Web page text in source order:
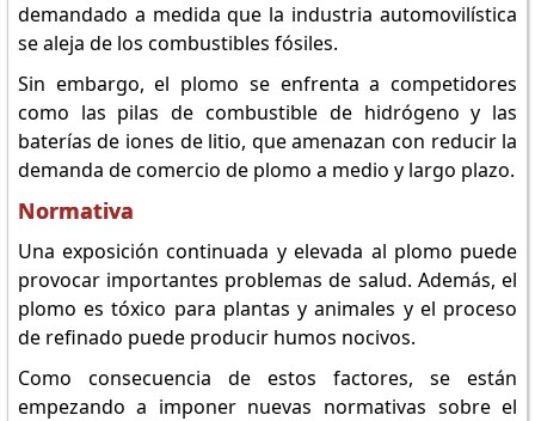
demandado a medida que la industria automovilística
se aleja de los combustibles fósiles.
Sin embargo, el plomo se enfrenta a competidores
como las pilas de combustible de hidrógeno y las
baterías de iones de litio, que amenazan con reducir la
demanda de comercio de plomo a medio y largo plazo.
Normativa
Una exposición continuada y elevada al plomo puede
provocar importantes problemas de salud. Además, el
plomo es tóxico para plantas y animales y el proceso
de refinado puede producir humos nocivos.
Como consecuencia de estos factores, se están
empezando a imponer nuevas normativas sobre el